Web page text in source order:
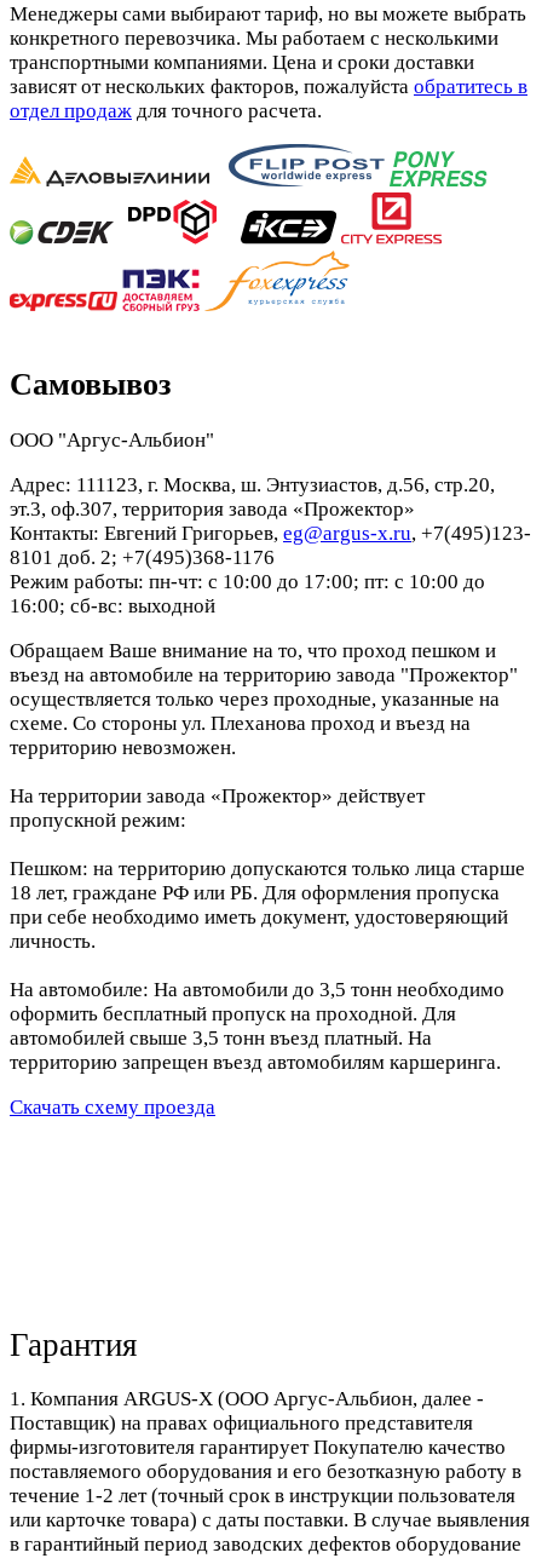
Менеджеры сами выбирают тариф, но вы можете выбрать
конкретного перевозчика. Мы работаем с несколькими
транспортными компаниями. Цена и сроки доставки
зависят от нескольких факторов, пожалуйста обратитесь в
отдел продаж для точного расчета.
Самовывоз
ООО "Аргус-Альбион"
Адрес: 111123, г. Москва, ш. Энтузиастов, д.56, стр.20,
эт.3, оф.307, территория завода «Прожектор»
Контакты: Евгений Григорьев, eg@argus-x.ru, +7(495)123-
8101 доб. 2; +7(495)368-1176
Режим работы: пн-чт: с 10:00 до 17:00; пт: с 10:00 до
16:00; сб-вс: выходной
Обращаем Ваше внимание на то, что проход пешком и
въезд на автомобиле на территорию завода "Прожектор"
осуществляется только через проходные, указанные на
схеме. Со стороны ул. Плеханова проход и въезд на
территорию невозможен.
На территории завода «Прожектор» действует
пропускной режим:
Пешком: на территорию допускаются только лица старше
18 лет, граждане РФ или РБ. Для оформления пропуска
при себе необходимо иметь документ, удостоверяющий
личность.
На автомобиле: На автомобили до 3,5 тонн необходимо
оформить бесплатный пропуск на проходной. Для
автомобилей свыше 3,5 тонн въезд платный. На
территорию запрещен въезд автомобилям каршеринга.
Скачать схему проезда
Гарантия
1. Компания ARGUS-X (ООО Аргус-Альбион, далее -
Поставщик) на правах официального представителя
фирмы-изготовителя гарантирует Покупателю качество
поставляемого оборудования и его безотказную работу в
течение 1-2 лет (точный срок в инструкции пользователя
или карточке товара) с даты поставки. В случае выявления
в гарантийный период заводских дефектов оборудование